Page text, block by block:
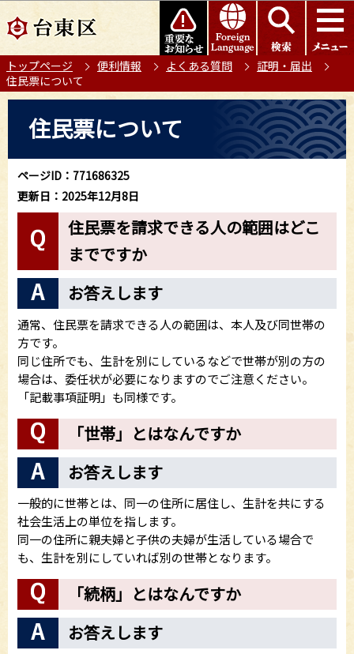
の
ー
ジ
このページの本文へ移動
トップページ 便利情報 よくある質問
証明・届出
住民票について
か
住民票について
ページID：771686325
更新日：2025年12月8日
住民票を請求できる人の範囲はどこ
までですか
お答えします
通常、住民票を請求できる人の範囲は、本人及び同世帯の
方です。
同じ住所でも、生計を別にしているなどで世帯が別の方の
場合は、委任状が必要になりますのでご注意ください。
「記載事項証明」も同様です。
「世帯」とはなんですか
お答えします
一般的に世帯とは、同一の住所に居住し、生計を共にする
社会生活上の単位を指します。
同一の住所に親夫婦と子供の夫婦が生活している場合で
も、生計を別にしていれば別の世帯となります。
「続柄」とはなんですか
お答えします